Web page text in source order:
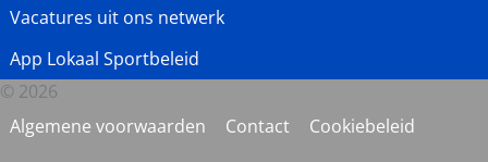
Vacatures uit ons netwerk
App Lokaal Sportbeleid
© 2026
Algemene voorwaarden
Contact
Cookiebeleid